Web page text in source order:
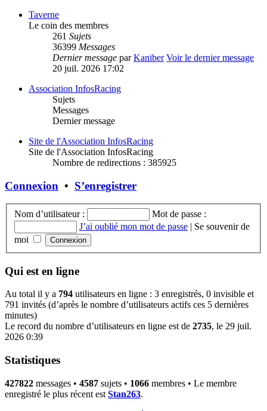
Taverne
Le coin des membres
261 Sujets
36399 Messages
Dernier message parKaniber Voir le dernier message
20 juil. 2026 17:02
Association InfosRacing
Sujets
Messages
Dernier message
Site de l'Association InfosRacing
Site de l'Association InfosRacing
Nombre de redirections : 385925
Connexion • S’enregistrer
Nom d’utilisateur :
Mot de passe :
J’ai oublié mon mot de passe | Se souvenir de
moi
Qui est en ligne
Au total il y a 794 utilisateurs en ligne : 3 enregistrés, 0 invisible et
791 invités (d’après le nombre d’utilisateurs actifs ces 5 dernières
minutes)
Le record du nombre d’utilisateurs en ligne est de 2735, le 29 juil.
2026 0:39
Statistiques
427822 messages • 4587 sujets • 1066 membres • Le membre
enregistré le plus récent est Stan263.